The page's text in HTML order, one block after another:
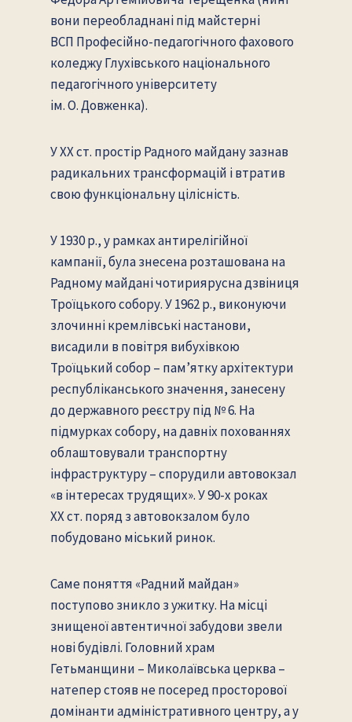
вони переобладнані під майстерні
ВСП Професійно-педагогічного фахового
коледжу Глухівського національного
педагогічного університету
ім. О. Довженка).
У ХХ ст. простір Радного майдану зазнав
радикальних трансформацій і втратив
свою функціональну цілісність.
У 1930 р., у рамках антирелігійної
кампанії, була знесена розташована на
Радному майдані чотириярусна дзвіниця
Троїцького собору. У 1962 р., виконуючи
злочинні кремлівські настанови,
висадили в повітря вибухівкою
Троїцький собор – пам’ятку архітектури
республіканського значення, занесену
до державного реєстру під № 6. На
підмурках собору, на давніх похованнях
облаштовували транспортну
інфраструктуру – спорудили автовокзал
«в інтересах трудящих». У 90-х роках
XX ст. поряд з автовокзалом було
побудовано міський ринок.
Саме поняття «Радний майдан»
поступово зникло з ужитку. На місці
знищеної автентичної забудови звели
нові будівлі. Головний храм
Гетьманщини – Миколаївська церква –
натепер стояв не посеред просторової
домінанти адміністративного центру, а у